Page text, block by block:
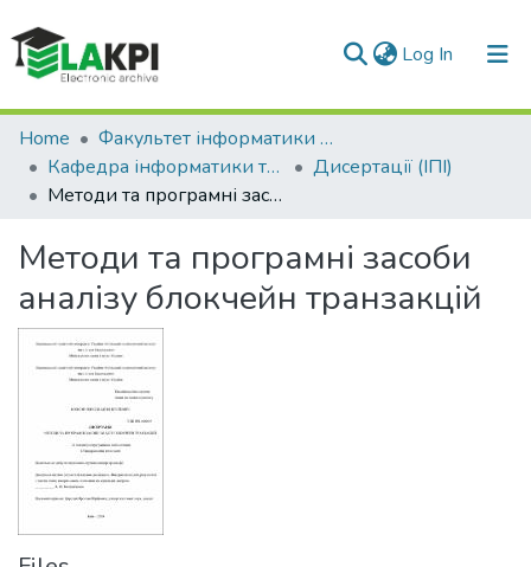
Log In (current)
Communities & Collections
All of DSpace
Home
Факультет інформатики та обчислювальної техніки (ФІОТ)
Кафедра інформатики та програмної інженерії (ІПІ)
Дисертації (ІПІ)
Методи та програмні засоби аналізу блокчейн транзакцій
Методи та програмні засоби
аналізу блокчейн транзакцій